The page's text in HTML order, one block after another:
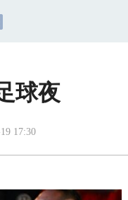
球夜
17:30